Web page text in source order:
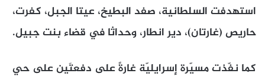
استهدفت السلطانية، صفد البطيخ، عيتا الجبل، كفرت،
حاريص (غارتان)، دير انطار، وحداثا في قضاء بنت جبيل.
كما نفّذت مسيّرة إسرايليّة غارةً على دفعتَين على حي